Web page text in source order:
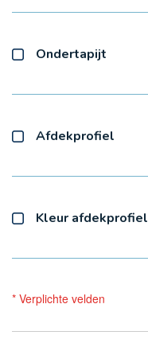
Ondertapijt
Afdekprofiel
Kleur afdekprofiel
* Verplichte velden